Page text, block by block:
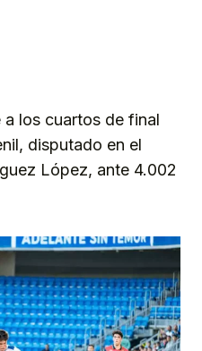
los cuartos de final
disputado en el
López, ante 4.002